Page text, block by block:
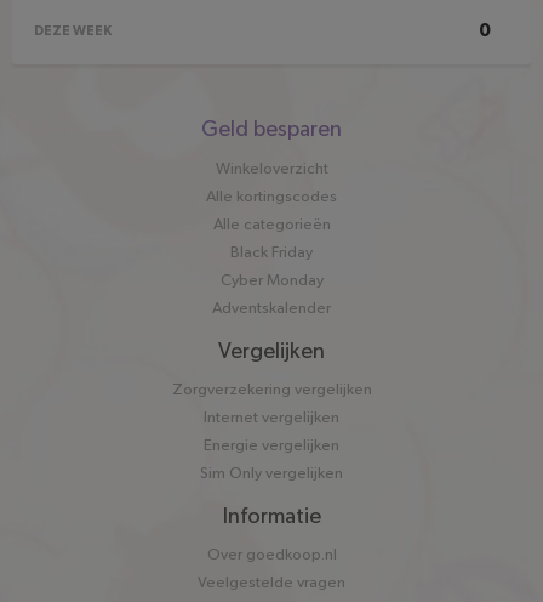
DEZE WEEK 0
Geld besparen
Winkeloverzicht
Alle kortingscodes
Alle categorieën
Black Friday
Cyber Monday
Adventskalender
Vergelijken
Zorgverzekering vergelijken
Internet vergelijken
Energie vergelijken
Sim Only vergelijken
Informatie
Over goedkoop.nl
Veelgestelde vragen